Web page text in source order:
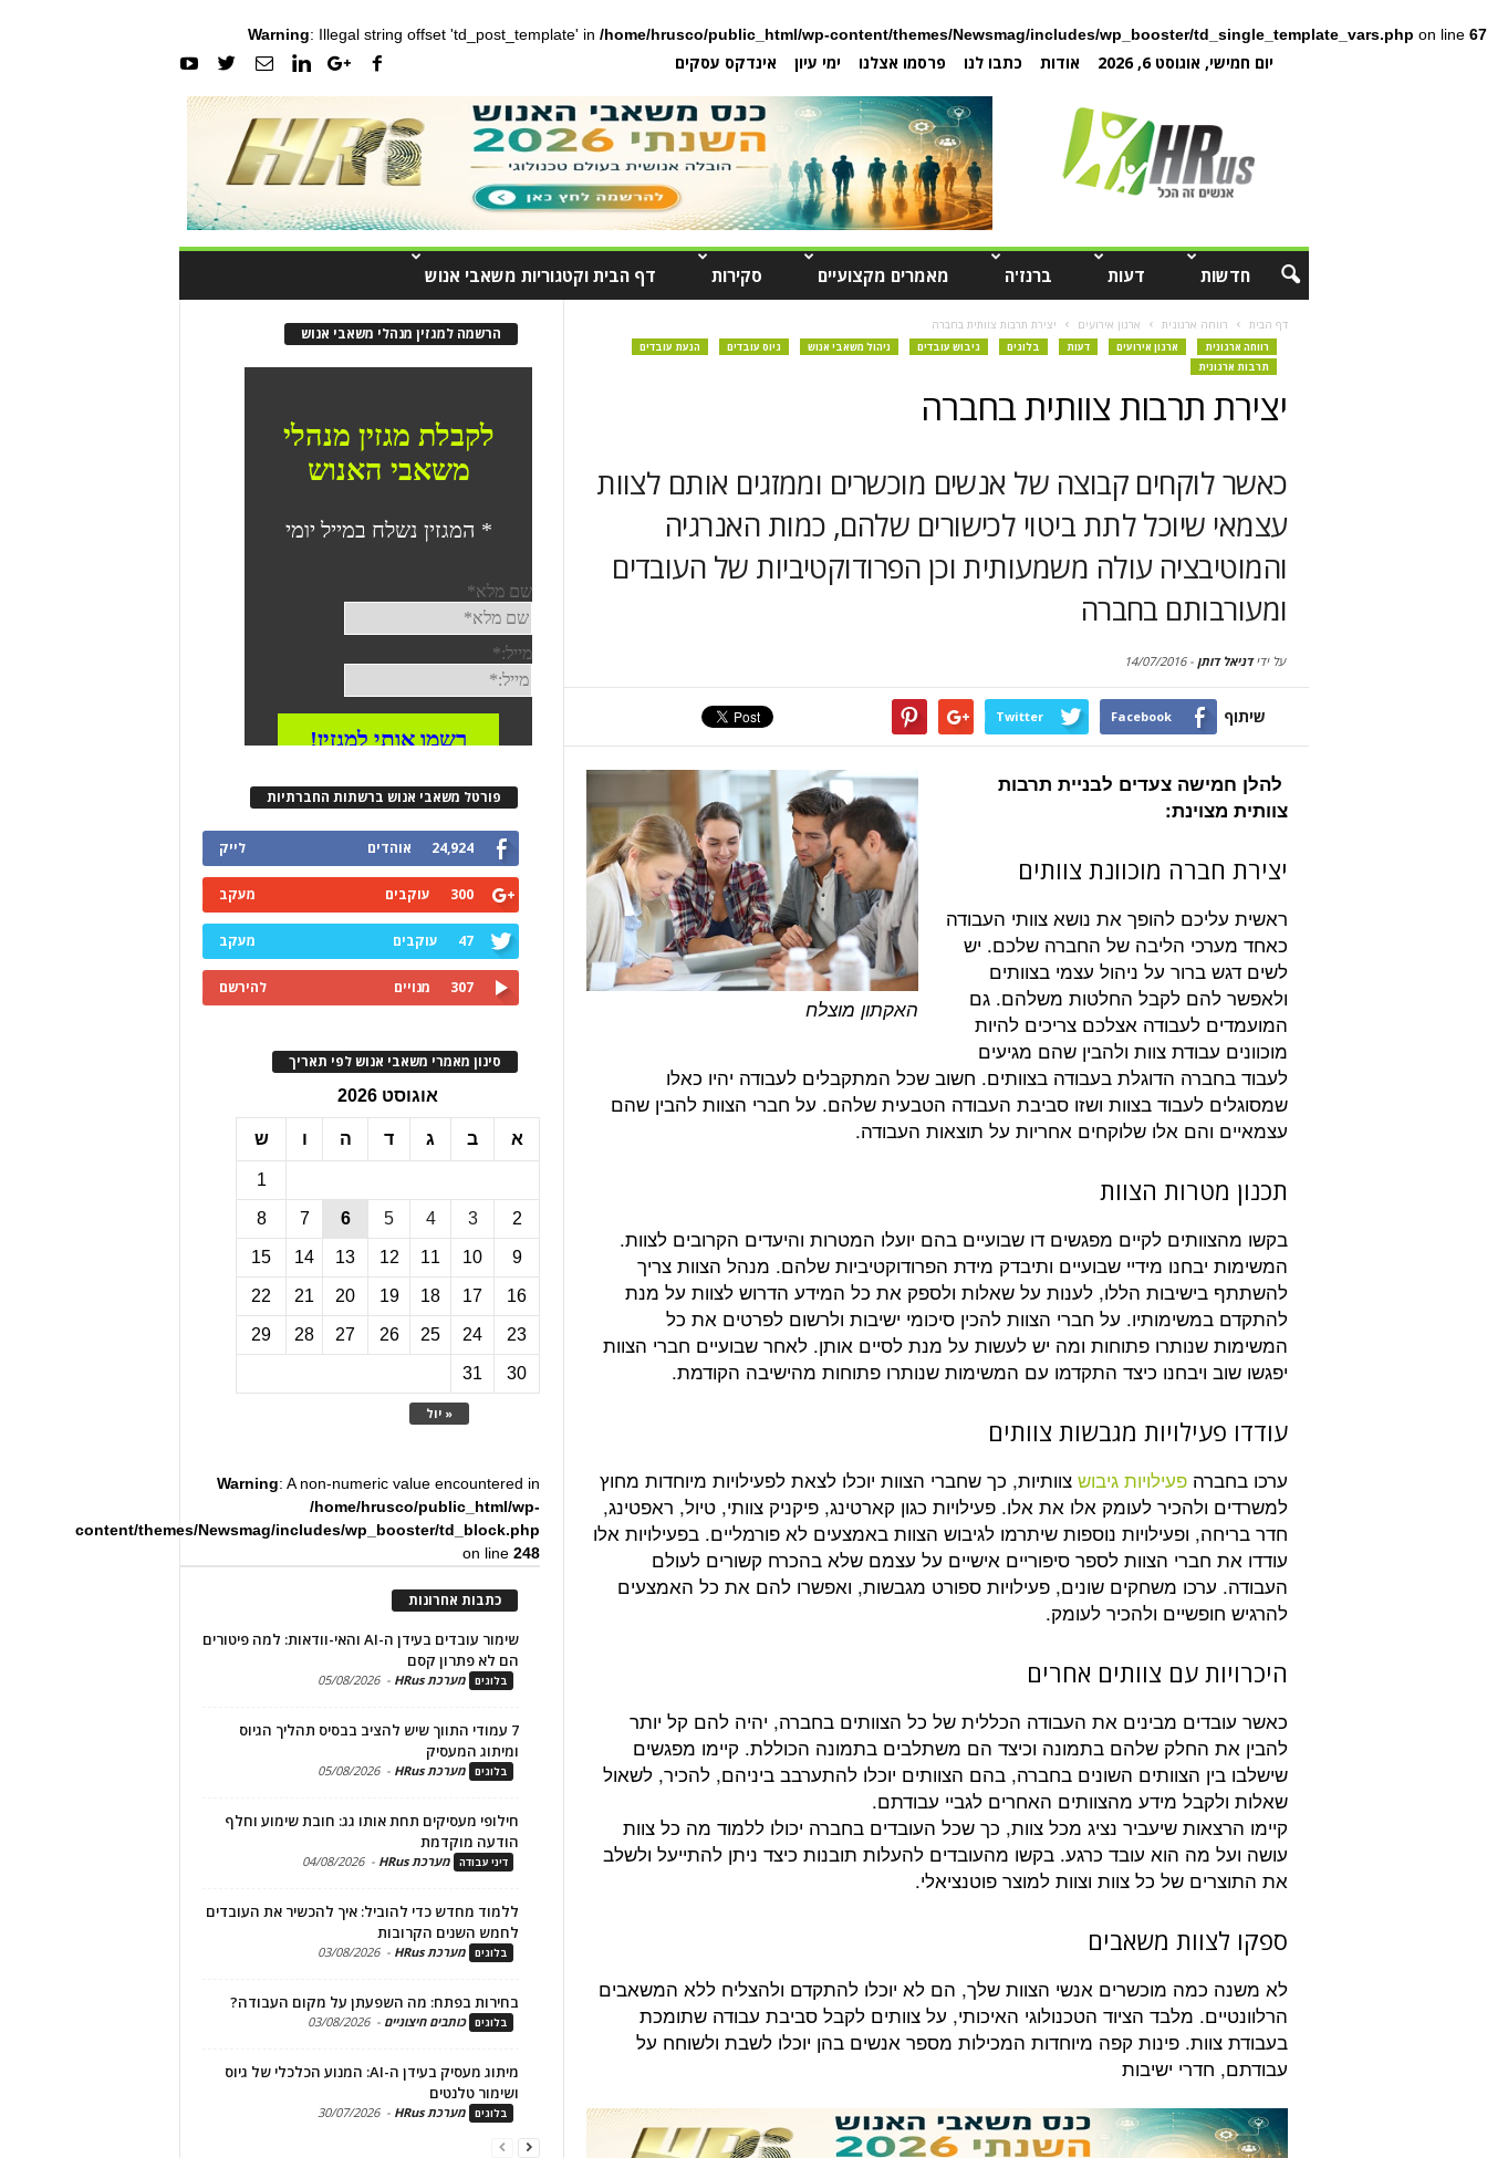
Warning: Illegal string offset 'td_post_template' in /home/hrusco/public_html/wp-content/themes/Newsmag/includes/wp_booster/td_single_template_vars.php on line 67
יום חמישי, אוגוסט 6, 2026 אודות כתבו לנו פרסמו אצלנו ימי עיון אינדקס עסקים
חדשות דעות ברנז'ה מאמרים מקצועיים סקירות דף הבית וקטגוריות משאבי אנוש
דף הבית רווחה ארגונית ארגון אירועים יצירת תרבות צוותית בחברה
רווחה ארגונית ארגון אירועים דעות בלוגים גיבוש עובדים ניהול משאבי אנוש גיוס עובדים
הנעת עובדים
תרבות ארגונית
יצירת תרבות צוותית בחברה
כאשר לוקחים קבוצה של אנשים מוכשרים וממזגים אותם לצוות
עצמאי שיוכל לתת ביטוי לכישורים שלהם, כמות האנרגיה
והמוטיבציה עולה משמעותית וכן הפרודוקטיביות של העובדים
ומעורבותם בחברה
על ידידניאל דותן -
14/07/2016
שיתוף Facebook
Twitter
האקתון מוצלח
להלן חמישה צעדים לבניית תרבות
צוותית מצוינת:
יצירת חברה מוכוונת צוותים
ראשית עליכם להופך את נושא צוותי העבודה
כאחד מערכי הליבה של החברה שלכם. יש
לשים דגש ברור על ניהול עצמי בצוותים
ולאפשר להם לקבל החלטות משלהם. גם
המועמדים לעבודה אצלכם צריכים להיות
מוכוונים עבודת צוות ולהבין שהם מגיעים
לעבוד בחברה הדוגלת בעבודה בצוותים. חשוב שכל המתקבלים לעבודה יהיו כאלו
שמסוגלים לעבוד בצוות ושזו סביבת העבודה הטבעית שלהם. על חברי הצוות להבין שהם
עצמאיים והם אלו שלוקחים אחריות על תוצאות העבודה.
תכנון מטרות הצוות
בקשו מהצוותים לקיים מפגשים דו שבועיים בהם יועלו המטרות והיעדים הקרובים לצוות.
המשימות יבחנו מידיי שבועיים ותיבדק מידת הפרודוקטיביות שלהם. מנהל הצוות צריך
להשתתף בישיבות הללו, לענות על שאלות ולספק את כל המידע הדרוש לצוות על מנת
להתקדם במשימותיו. על חברי הצוות להכין סיכומי ישיבות ולרשום לפרטים את כל
המשימות שנותרו פתוחות ומה יש לעשות על מנת לסיים אותן. לאחר שבועיים חברי הצוות
יפגשו שוב ויבחנו כיצד התקדמו עם המשימות שנותרו פתוחות מהישיבה הקודמת.
עודדו פעילויות מגבשות צוותים
ערכו בחברהפעילויות גיבוש צוותיות, כך שחברי הצוות יוכלו לצאת לפעילויות מיוחדות מחוץ
למשרדים ולהכיר לעומק אלו את אלו. פעילויות כגון קארטינג, פיקניק צוותי, טיול, ראפטינג,
חדר בריחה, ופעילויות נוספות שיתרמו לגיבוש הצוות באמצעים לא פורמליים. בפעילויות אלו
עודדו את חברי הצוות לספר סיפוריים אישיים על עצמם שלא בהכרח קשורים לעולם
העבודה. ערכו משחקים שונים, פעילויות ספורט מגבשות, ואפשרו להם את כל האמצעים
להרגיש חופשיים ולהכיר לעומק.
היכרויות עם צוותים אחרים
כאשר עובדים מבינים את העבודה הכללית של כל הצוותים בחברה, יהיה להם קל יותר
להבין את החלק שלהם בתמונה וכיצד הם משתלבים בתמונה הכוללת. קיימו מפגשים
שישלבו בין הצוותים השונים בחברה, בהם הצוותים יוכלו להתערבב ביניהם, להכיר, לשאול
שאלות ולקבל מידע מהצוותים האחרים לגביי עבודתם.
קיימו הרצאות שיעביר נציג מכל צוות, כך שכל העובדים בחברה יכולו ללמוד מה כל צוות
עושה ועל מה הוא עובד כרגע. בקשו מהעובדים להעלות תובנות כיצד ניתן להתייעל ולשלב
את התוצרים של כל צוות וצוות למוצר פוטנציאלי.
ספקו לצוות משאבים
לא משנה כמה מוכשרים אנשי הצוות שלך, הם לא יוכלו להתקדם ולהצליח ללא המשאבים
הרלוונטיים. מלבד הציוד הטכנולוגי האיכותי, על צוותים לקבל סביבת עבודה שתומכת
בעבודת צוות. פינות קפה מיוחדות המכילות מספר אנשים בהן יוכלו לשבת ולשוחח על
עבודתם, חדרי ישיבות
הרשמה למגזין מנהלי משאבי אנוש
פורטל משאבי אנוש ברשתות החברתיות
24,924 אוהדים לייק
300 עוקבים מעקב
47 עוקבים מעקב
307 מנויים להירשם
סינון מאמרי משאבי אנוש לפי תאריך
אוגוסט 2026
א ב ג ד ה ו ש
« יול
1
2
3
4
5
6
7
8
9
10
11
12
13
14
15
16
17
18
19
20
21
22
23
24
25
26
27
28
29
30
31
Warning: A non-numeric value encountered in
/home/hrusco/public_html/wp-
content/themes/Newsmag/includes/wp_booster/td_block.php
on line248
כתבות אחרונות
שימור עובדים בעידן ה-AI והאי-וודאות: למה פיטורים
הם לא פתרון קסם
בלוגים מערכת HRus -
05/08/2026
7 עמודי התווך שיש להציב בבסיס תהליך הגיוס
ומיתוג המעסיק
בלוגים מערכת HRus -
05/08/2026
חילופי מעסיקים תחת אותו גג: חובת שימוע וחלף
הודעה מוקדמת
דיני עבודה מערכת HRus -
04/08/2026
ללמוד מחדש כדי להוביל: איך להכשיר את העובדים
לחמש השנים הקרובות
בלוגים מערכת HRus -
03/08/2026
בחירות בפתח: מה השפעתן על מקום העבודה?
בלוגים כותבים חיצוניים -
03/08/2026
מיתוג מעסיק בעידן ה-AI: המנוע הכלכלי של גיוס
ושימור טלנטים
בלוגים מערכת HRus -
30/07/2026